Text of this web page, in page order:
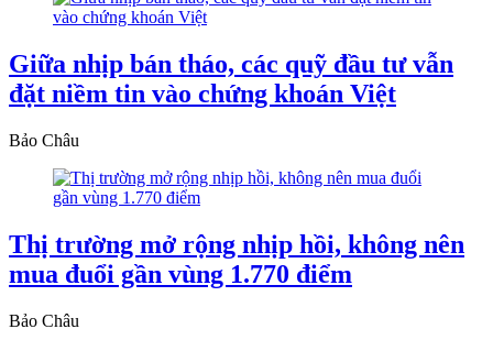
Giữa nhịp bán tháo, các quỹ đầu tư vẫn
đặt niềm tin vào chứng khoán Việt
Bảo Châu
Thị trường mở rộng nhịp hồi, không nên
mua đuổi gần vùng 1.770 điểm
Bảo Châu